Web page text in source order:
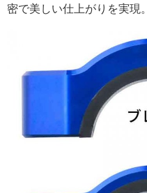
密で美しい仕上がりを実現。